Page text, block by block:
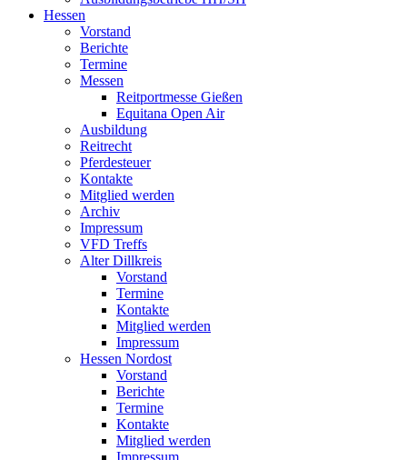
Hessen
Vorstand
Berichte
Termine
Messen
Reitportmesse Gießen
Equitana Open Air
Ausbildung
Reitrecht
Pferdesteuer
Kontakte
Mitglied werden
Archiv
Impressum
VFD Treffs
Alter Dillkreis
Vorstand
Termine
Kontakte
Mitglied werden
Impressum
Hessen Nordost
Vorstand
Berichte
Termine
Kontakte
Mitglied werden
Impressum